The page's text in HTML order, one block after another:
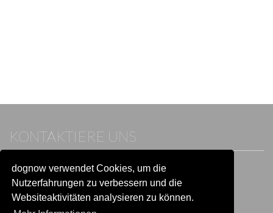
dognow verwendet Cookies, um die
Nutzerfahrungen zu verbessern und die
Websiteaktivitäten analysieren zu können.
KONTAKTIERE UNS
Wenn du bereits einen Account hast, melde dich bitte an.
Sonst besuche unser Hilfe- und Kontaktcenter:
Zu
Hilfe und Kontaktwechseln